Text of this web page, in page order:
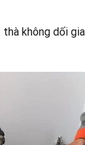
không dối